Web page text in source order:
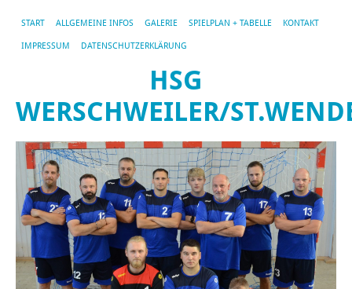
START ALLGEMEINE INFOS GALERIE SPIELPLAN + TABELLE KONTAKT
IMPRESSUM DATENSCHUTZERKLÄRUNG
HSG
WERSCHWEILER/